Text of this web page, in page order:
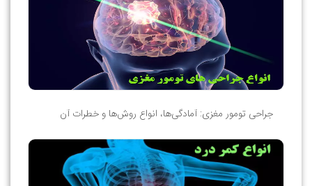
جراحی تومور مغزی: آمادگی‌ها، انواع روش‌ها و خطرات آن